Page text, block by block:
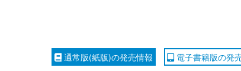
通常版(紙版)の発売情報 電子書籍版の発